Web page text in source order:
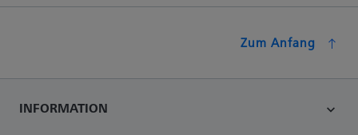
Zum Anfang
INFORMATION